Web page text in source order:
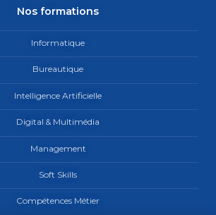
Nos formations
Informatique
Bureautique
Intelligence Artificielle
Digital & Multimédia
Management
Soft Skills
Compétences Métier